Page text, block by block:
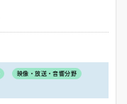
映像・放送・音響分野